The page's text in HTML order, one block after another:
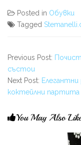
Posted in Обувки
Tagged
Previous Post:
състои
Next Post:
коктейлни партита
You May Also Like